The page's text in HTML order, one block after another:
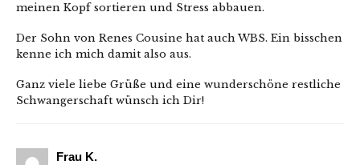
meinen Kopf sortieren und Stress abbauen.
Der Sohn von Renes Cousine hat auch WBS. Ein bisschen
kenne ich mich damit also aus.
Ganz viele liebe Grüße und eine wunderschöne restliche
Schwangerschaft wünsch ich Dir!
Frau K.